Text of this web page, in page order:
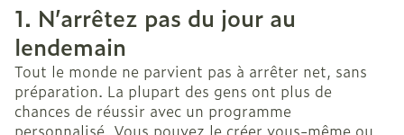
1. N’arrêtez pas du jour au
lendemain
Tout le monde ne parvient pas à arrêter net, sans
préparation. La plupart des gens ont plus de
chances de réussir avec un programme
personnalisé. Vous pouvez le créer vous-même ou